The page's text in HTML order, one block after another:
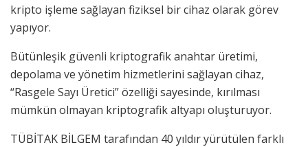
kripto işleme sağlayan fiziksel bir cihaz olarak görev
yapıyor.
Bütünleşik güvenli kriptografik anahtar üretimi,
depolama ve yönetim hizmetlerini sağlayan cihaz,
“Rasgele Sayı Üretici” özelliği sayesinde, kırılması
mümkün olmayan kriptografik altyapı oluşturuyor.
TÜBİTAK BİLGEM tarafından 40 yıldır yürütülen farklı